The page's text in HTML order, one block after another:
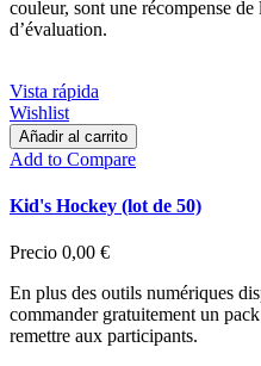
couleur, sont une récompense de
d’évaluation.
Vista rápida
Wishlist
Añadir al carrito
Add to Compare
Kid's Hockey (lot de 50)
Precio 0,00 €
En plus des outils numériques
commander gratuitement un
remettre aux participants.